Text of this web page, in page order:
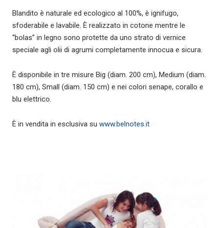
Blandito è naturale ed ecologico al 100%, è ignifugo,
sfoderabile e lavabile. È realizzato in cotone mentre le
“bolas” in legno sono protette da uno strato di vernice
speciale agli olii di agrumi completamente innocua e sicura.
È disponibile in tre misure Big (diam. 200 cm), Medium (diam.
180 cm), Small (diam. 150 cm) e nei colori senape, corallo e
blu elettrico.
È in vendita in esclusiva su www.belnotes.it